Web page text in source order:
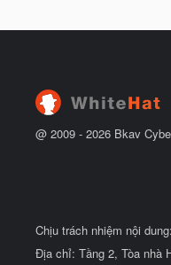
@ 2009 - 2026 Bkav
Chịu trách nhiệm nội
Địa chỉ: Tầng 2, Tòa nhà